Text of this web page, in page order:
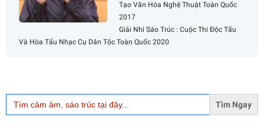
Tạo Văn Hóa Nghệ Thuật Toàn Quốc
2017
Giải Nhì Sáo Trúc : Cuộc Thi Độc Tấu
Và Hòa Tấu Nhạc Cụ Dân Tộc Toàn Quốc 2020
Search
for: